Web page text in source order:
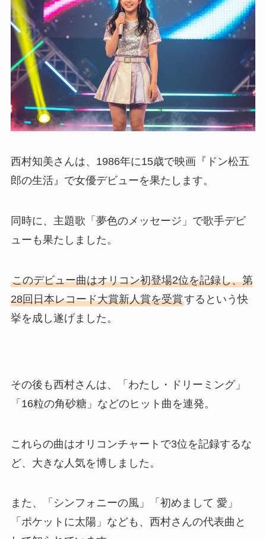
西村知美さんは、1986年に15歳で映画『ドン松五
郎の生活』で女優デビューを果たします。
同時に、主題歌「夢色のメッセージ」で歌手デビ
ューも果たしました。
このデビュー曲はオリコン初登場2位を記録し、第
28回日本レコード大賞新人賞を受賞するという快
挙を成し遂げました。
その後も西村さんは、「わたし・ドリーミング」
「16粒の角砂糖」などのヒット曲を連発。
これらの曲はオリコンチャートで3位を記録するな
ど、大きな人気を博しました。
また、「シンフォニーの風」「初めまして 愛」
「ポケットに太陽」なども、西村さんの代表曲と